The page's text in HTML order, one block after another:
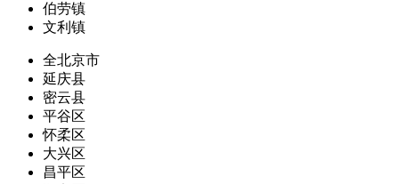
伯劳镇
文利镇
全北京市
延庆县
密云县
平谷区
怀柔区
大兴区
昌平区